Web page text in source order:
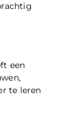
een
te leren